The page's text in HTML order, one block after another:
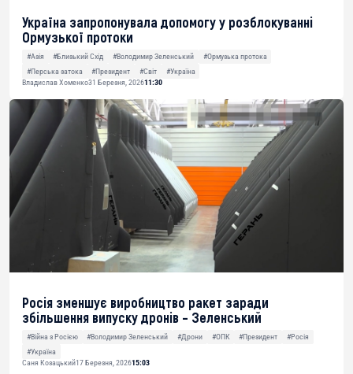
Україна запропонувала допомогу у розблокуванні
Ормузької протоки
#Азія #Близький Схід #Володимир Зеленський
#Ормузька протока
#Перська затока
#Президент #Світ
#Україна
Владислав Хоменко31 Березня, 202611:30
Росія зменшує виробництво ракет заради
збільшення випуску дронів – Зеленський
#Війна з Росією #Володимир Зеленський #Дрони #ОПК #Президент
#Росія
#Україна
Саня Козацький17 Березня, 202615:03